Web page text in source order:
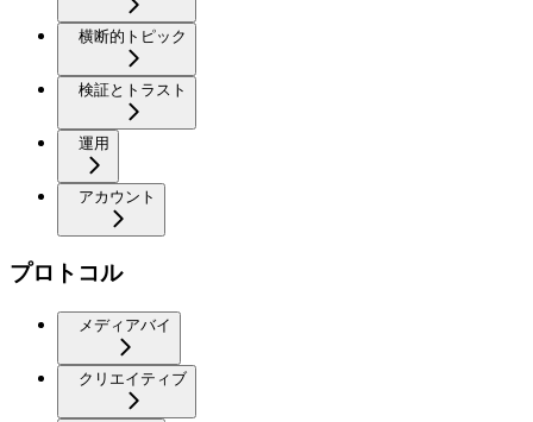
横断的トピック
検証とトラスト
運用
アカウント
プロトコル
メディアバイ
クリエイティブ